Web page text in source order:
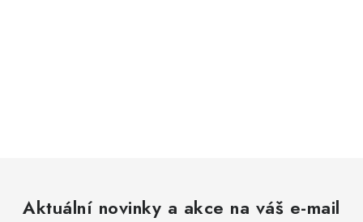
Aktuální novinky a akce na váš e-mail